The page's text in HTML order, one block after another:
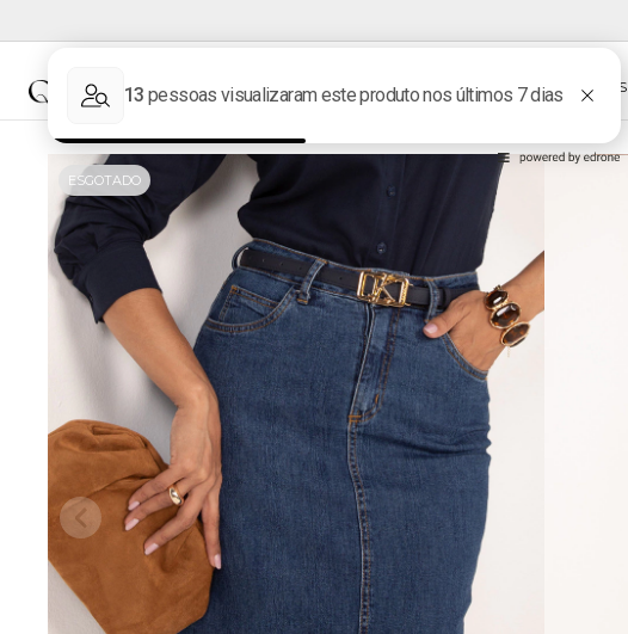
NOVIDADES MARCAS VESTIDOS
ESGOTADO